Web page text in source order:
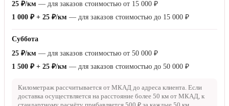
Доставка ко времени
18:00, 18:00–21:00
По Московской области
Будние дни